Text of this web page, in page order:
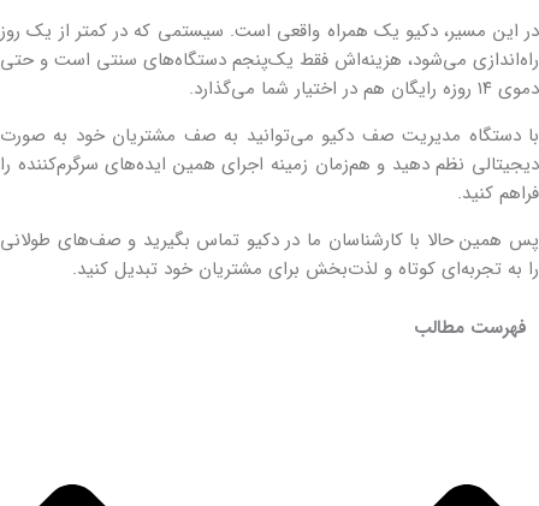
در این مسیر، دکیو یک همراه واقعی است. سیستمی که در کمتر از یک روز
راه‌اندازی می‌شود، هزینه‌اش فقط یک‌پنجم دستگاه‌های سنتی است و حتی
دموی ۱۴ روزه رایگان هم در اختیار شما می‌گذارد.
با دستگاه مدیریت صف دکیو می‌توانید به صف‌ مشتریان خود به صورت
دیجیتالی نظم دهید و هم‌زمان زمینه اجرای همین ایده‌های سرگرم‌کننده را
فراهم کنید.
پس همین حالا با کارشناسان ما در دکیو تماس بگیرید و صف‌های طولانی
را به تجربه‌ای کوتاه و لذت‌بخش برای مشتریان خود تبدیل کنید.
فهرست مطالب